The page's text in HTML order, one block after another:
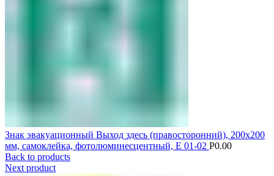
Знак эвакуационный Выход здесь (правосторонний), 200х200
мм, самоклейка, фотолюминесцентный, Е 01-02 Р0.00
Back to products
Next product